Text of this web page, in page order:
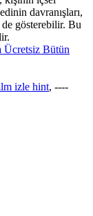
davranışları,
gösterebilir. Bu
Bütün
izle hint, ----